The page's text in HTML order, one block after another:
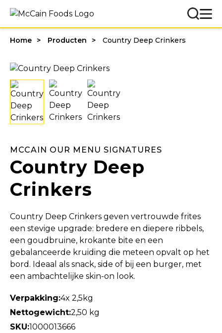
Home Producten Country Deep Crinkers
MCCAIN OUR MENU SIGNATURES
Country Deep
Crinkers
Country Deep Crinkers geven vertrouwde frites
een stevige upgrade: bredere en diepere ribbels,
een goudbruine, krokante bite en een
gebalanceerde kruiding die meteen opvalt op het
bord. Ideaal als snack, side of bij een burger, met
een ambachtelijke skin-on look.​
Verpakking:4x 2,5kg
Nettogewicht:2,50 kg
SKU:1000013666